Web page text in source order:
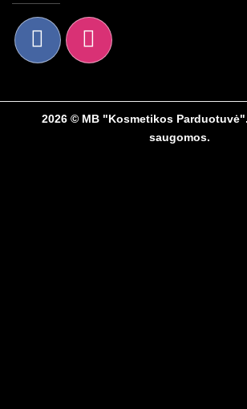
2026 © MB "Kosmetikos
saugomos.